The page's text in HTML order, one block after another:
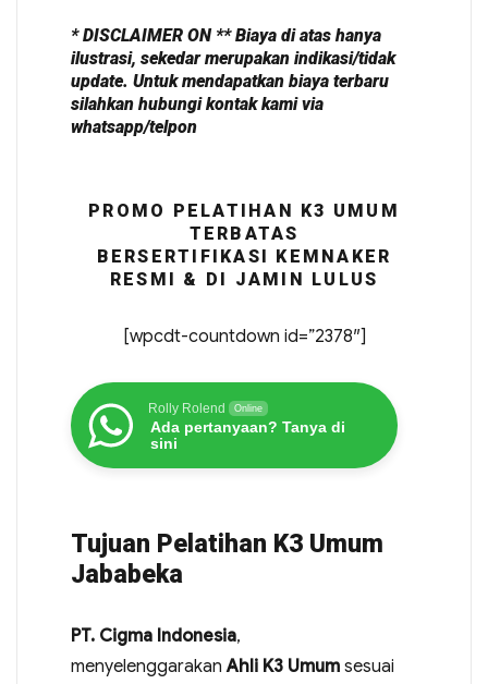
* DISCLAIMER ON ** Biaya di atas hanya
ilustrasi, sekedar merupakan indikasi/tidak
update. Untuk mendapatkan biaya terbaru
silahkan hubungi kontak kami via
whatsapp/telpon
PROMO PELATIHAN K3 UMUM
TERBATAS
BERSERTIFIKASI KEMNAKER
RESMI & DI JAMIN LULUS
[wpcdt-countdown id=”2378″]
Rolly Rolend Online
Ada pertanyaan? Tanya di
sini
Tujuan Pelatihan K3 Umum
Jababeka
PT. Cigma Indonesia,
menyelenggarakanAhli K3 Umumsesuai